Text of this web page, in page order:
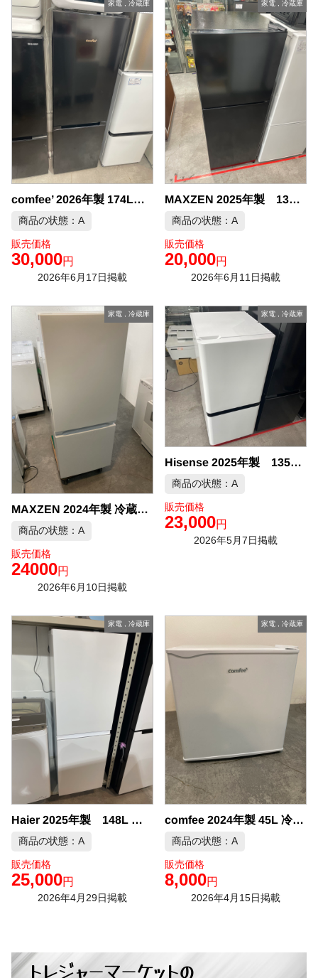
家電, 冷蔵庫
comfee’ 2026年製 174L 冷凍冷蔵庫 中古品販売
商品の状態：A
販売価格
30,000円
2026年6月17日掲載
家電 , 冷蔵庫
MAXZEN 2025年製 130L 冷凍冷蔵庫 中古品販売
商品の状態：A
販売価格
20,000円
2026年6月11日掲載
家電, 冷蔵庫
MAXZEN 2024年製 冷蔵庫 中古品販売
商品の状態：A
販売価格
24000円
2026年6月10日掲載
家電 冷蔵庫
Hisense 2025年製 135L 冷凍冷蔵庫 中古品販売
商品の状態：A
販売価格
23,000円
2026年5月7日掲載
家電, 冷蔵庫
Haier 2025年製 148L 冷蔵庫 中古品販売
商品の状態：A
販売価格
25,000円
2026年4月29日掲載
家電 , 冷蔵庫
comfee 2024年製 45L 冷蔵庫 中古品販売
商品の状態：A
販売価格
8,000円
2026年4月15日掲載
トレジャーマーケットの